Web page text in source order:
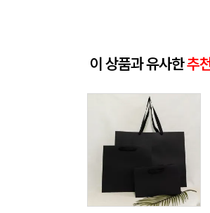
이 상품과 유사한추